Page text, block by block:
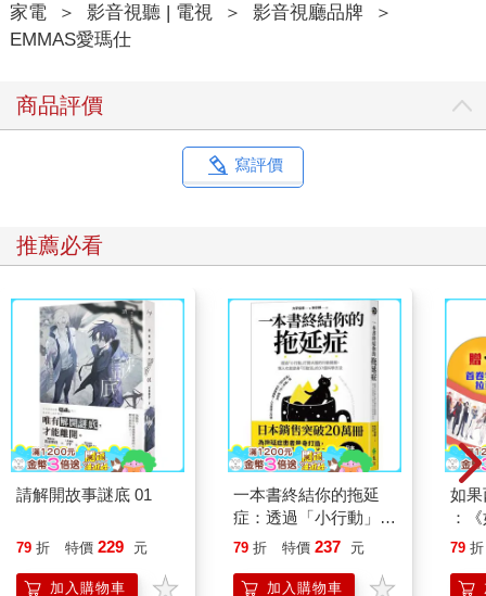
家電 ＞ 影音視聽 | 電視 ＞ 影音視廳品牌
＞
EMMAS愛瑪仕
商品評價
寫評價
推薦必看
請解開故事謎底 01
79 折 特價 229 元
加入購物車
一本書終結你的拖延
症：透過「小行動」打
開大腦的行動開關，懶
的37個科學方法
79 折 特價 237 元
加入購物車
如
：
喵
79 折